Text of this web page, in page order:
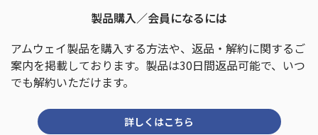
製品購入／会員になるには
アムウェイ製品を購入する方法や、 返品・解約に関するご
案内を掲載しております。 製品は30日間返品可能で、いつ
でも解約いただけます。
詳しくはこちら